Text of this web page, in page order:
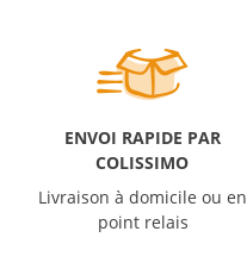
ENVOI RAPIDE PAR
COLISSIMO
Livraison à domicile ou en
point relais